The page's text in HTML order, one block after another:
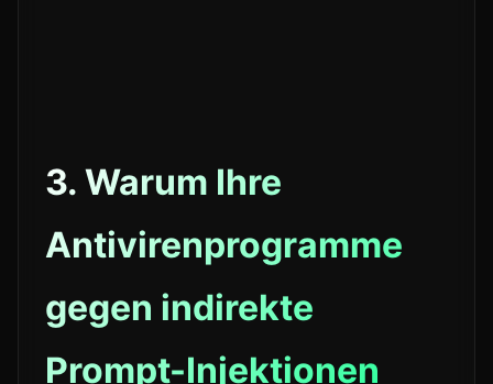
3. Warum Ihre
Antivirenprogramme
gegen indirekte
Prompt-Injektionen